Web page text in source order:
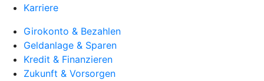
Karriere
Girokonto & Bezahlen
Geldanlage & Sparen
Kredit & Finanzieren
Zukunft & Vorsorgen